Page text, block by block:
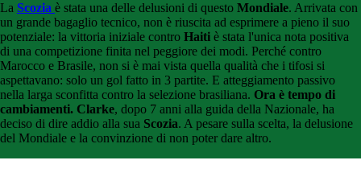
La Scozia è stata una delle delusioni di questo Mondiale. Arrivata con
un grande bagaglio tecnico, non è riuscita ad esprimere a pieno il suo
potenziale: la vittoria iniziale contro Haiti è stata l'unica nota positiva
di una competizione finita nel peggiore dei modi. Perché contro
Marocco e Brasile, non si è mai vista quella qualità che i tifosi si
aspettavano: solo un gol fatto in 3 partite. E atteggiamento passivo
nella larga sconfitta contro la selezione brasiliana. Ora è tempo di
cambiamenti. Clarke, dopo 7 anni alla guida della Nazionale, ha
deciso di dire addio alla sua Scozia. A pesare sulla scelta, la delusione
del Mondiale e la convinzione di non poter dare altro.